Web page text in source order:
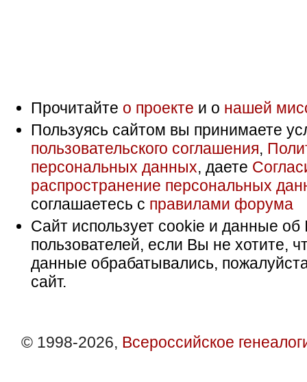
Прочитайте о проекте и о нашей
Пользуясь сайтом вы принимаете
пользовательского соглашения,
персональных данных, даете
распространение персональных
соглашаетесь с правилами форума
Сайт использует cookie и данные об
пользователей, если Вы не хотите,
данные обрабатывались,
сайт.
© 1998-2026, Всероссийское